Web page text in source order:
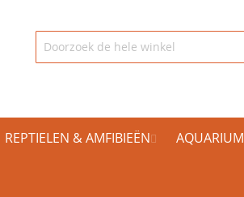
REPTIELEN & AMFIBIEËN AQUARIUM